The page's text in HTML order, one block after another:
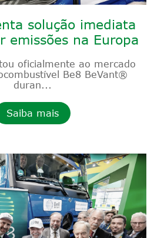
solução imediata
emissões na Europa
oficialmente ao mercado
Be8 BeVant®
duran...
Saiba mais